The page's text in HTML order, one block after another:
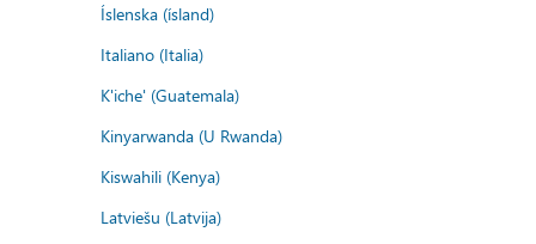
Íslenska (ísland)
Italiano (Italia)
K'iche' (Guatemala)
Kinyarwanda (U Rwanda)
Kiswahili (Kenya)
Latviešu (Latvija)